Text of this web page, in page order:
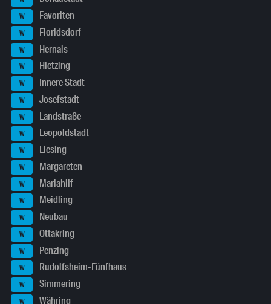
W Favoriten
W Floridsdorf
W Hernals
W Hietzing
W Innere Stadt
W Josefstadt
W Landstraße
W Leopoldstadt
W Liesing
W Margareten
W Mariahilf
W Meidling
W Neubau
W Ottakring
W Penzing
W Rudolfsheim-Fünfhaus
W Simmering
W Währing